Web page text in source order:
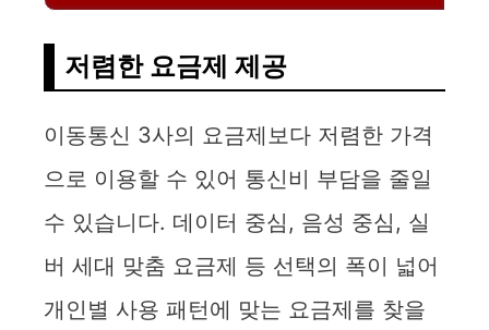
저렴한 요금제 제공
이동통신 3사의 요금제보다 저렴한 가격
으로 이용할 수 있어 통신비 부담을 줄일
수 있습니다. 데이터 중심, 음성 중심, 실
버 세대 맞춤 요금제 등 선택의 폭이 넓어
개인별 사용 패턴에 맞는 요금제를 찾을